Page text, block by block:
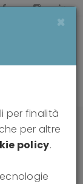
using EEG
×
per finalità
per altre
policy.